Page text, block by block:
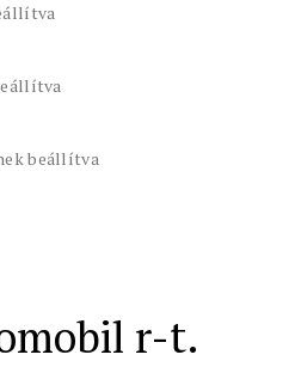
beállítva
r-t.